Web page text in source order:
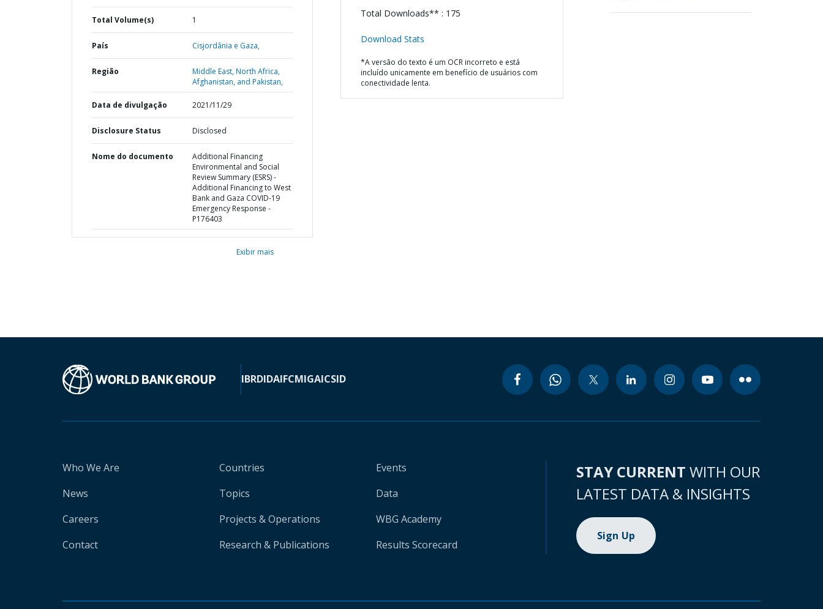
Total Volume(s) 1
País Cisjordânia e Gaza,
Região
Middle East, North Africa,
Afghanistan, and Pakistan,
Data de divulgação 2021/11/29
Disclosure Status Disclosed
Nome do documento
Additional Financing
Environmental and Social
Review Summary (ESRS) -
Additional Financing to West
Bank and Gaza COVID-19
Emergency Response -
P176403
Exibir mais
Total Downloads** : 175
Download Stats
*A versão do texto é um OCR incorreto e está
incluído unicamente em benefício de usuários com
conectividade lenta.
IBRDIDAIFCMIGAICSID
Who We Are
News
Careers
Contact
Countries
Topics
Projects & Operations
Research & Publications
Events
Data
WBG Academy
Results Scorecard
STAY CURRENT WITH OUR
LATEST DATA & INSIGHTS
Sign Up